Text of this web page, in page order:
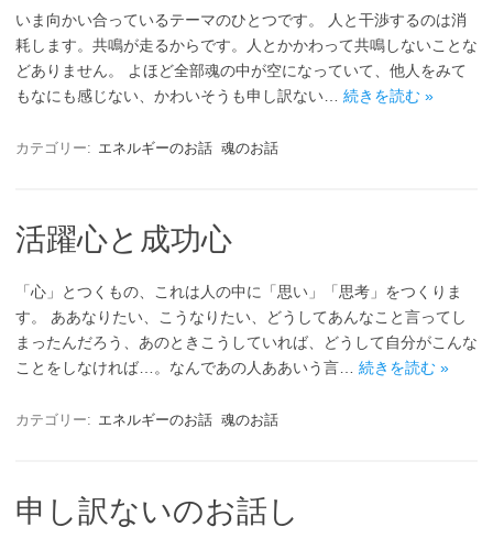
いま向かい合っているテーマのひとつです。 人と干渉するのは消
耗します。共鳴が走るからです。人とかかわって共鳴しないことな
どありません。 よほど全部魂の中が空になっていて、他人をみて
もなにも感じない、かわいそうも申し訳ない… 続きを読む »
カテゴリー: エネルギーのお話 魂のお話
活躍心と成功心
「心」とつくもの、これは人の中に「思い」「思考」をつくりま
す。 ああなりたい、こうなりたい、どうしてあんなこと言ってし
まったんだろう、あのときこうしていれば、どうして自分がこんな
ことをしなければ…。なんであの人ああいう言… 続きを読む »
カテゴリー: エネルギーのお話 魂のお話
申し訳ないのお話し